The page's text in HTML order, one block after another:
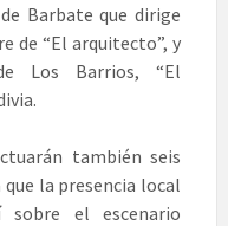
Barbate que dirige
de “El arquitecto”, y
Los Barrios, “El
también seis
la presencia local
el escenario